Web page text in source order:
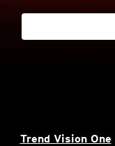
Trend Vision One